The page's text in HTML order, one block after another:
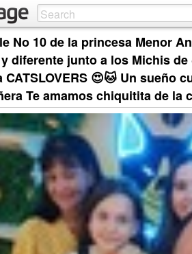
No 10 de la princesa Menor
diferente junto a los Michis de
CATSLOVERS 😍🐱 Un sueño
Te amamos chiquitita de la